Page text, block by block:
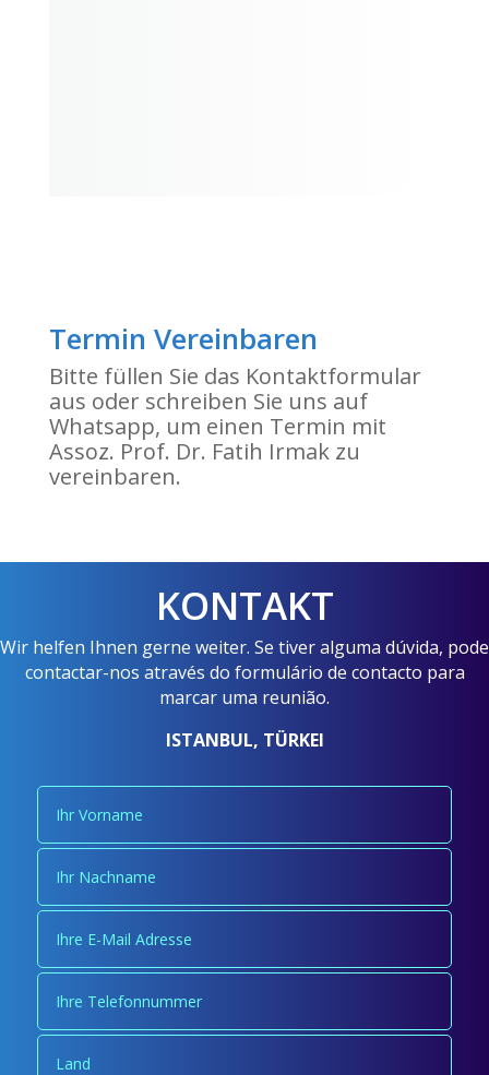
Termin Vereinbaren
Bitte füllen Sie das Kontaktformular
aus oder schreiben Sie uns auf
Whatsapp, um einen Termin mit
Assoz. Prof. Dr. Fatih Irmak zu
vereinbaren.
KONTAKT
Wir helfen Ihnen gerne weiter. Se tiver alguma dúvida, pode
contactar-nos através do formulário de contacto para
marcar uma reunião.
ISTANBUL, TÜRKEI